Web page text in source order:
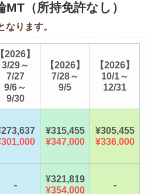
（所持免許なし）
なります。
【2026】
3/29～
7/27
9/6～
9/30
【2026】
7/28～
9/5
【2026】
10/1～
12/31
¥315,455
¥347,000
¥305,455
¥336,000
-
¥321,819
¥354,000
-